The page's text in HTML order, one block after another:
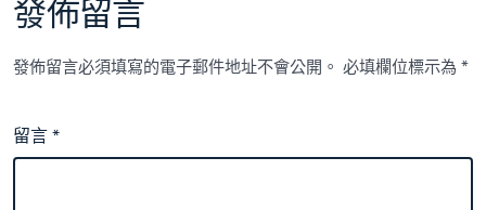
發佈留言
發佈留言必須填寫的電子郵件地址不會公開。 必填欄位標示為*
留言*